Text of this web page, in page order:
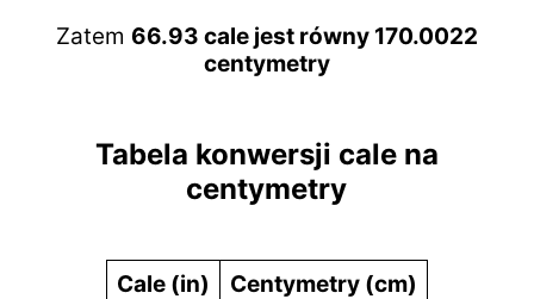
Zatem 66.93 cale jest równy 170.0022
centymetry
Tabela konwersji cale na
centymetry
Cale (in)
Centymetry (cm)